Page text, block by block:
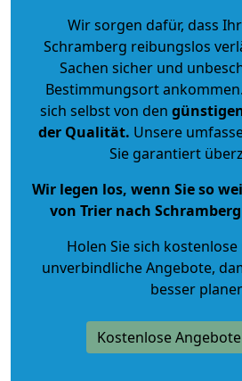
Wir sorgen dafür, dass
Schramberg reibungslos
Sachen sicher und
Bestimmungsort
sich selbst von den
der Qualität. Unsere
Sie garantiert
Wir legen los, wenn Sie so
von Trier nach
Holen Sie sich
unverbindliche Angebote,
besser
Kostenlose